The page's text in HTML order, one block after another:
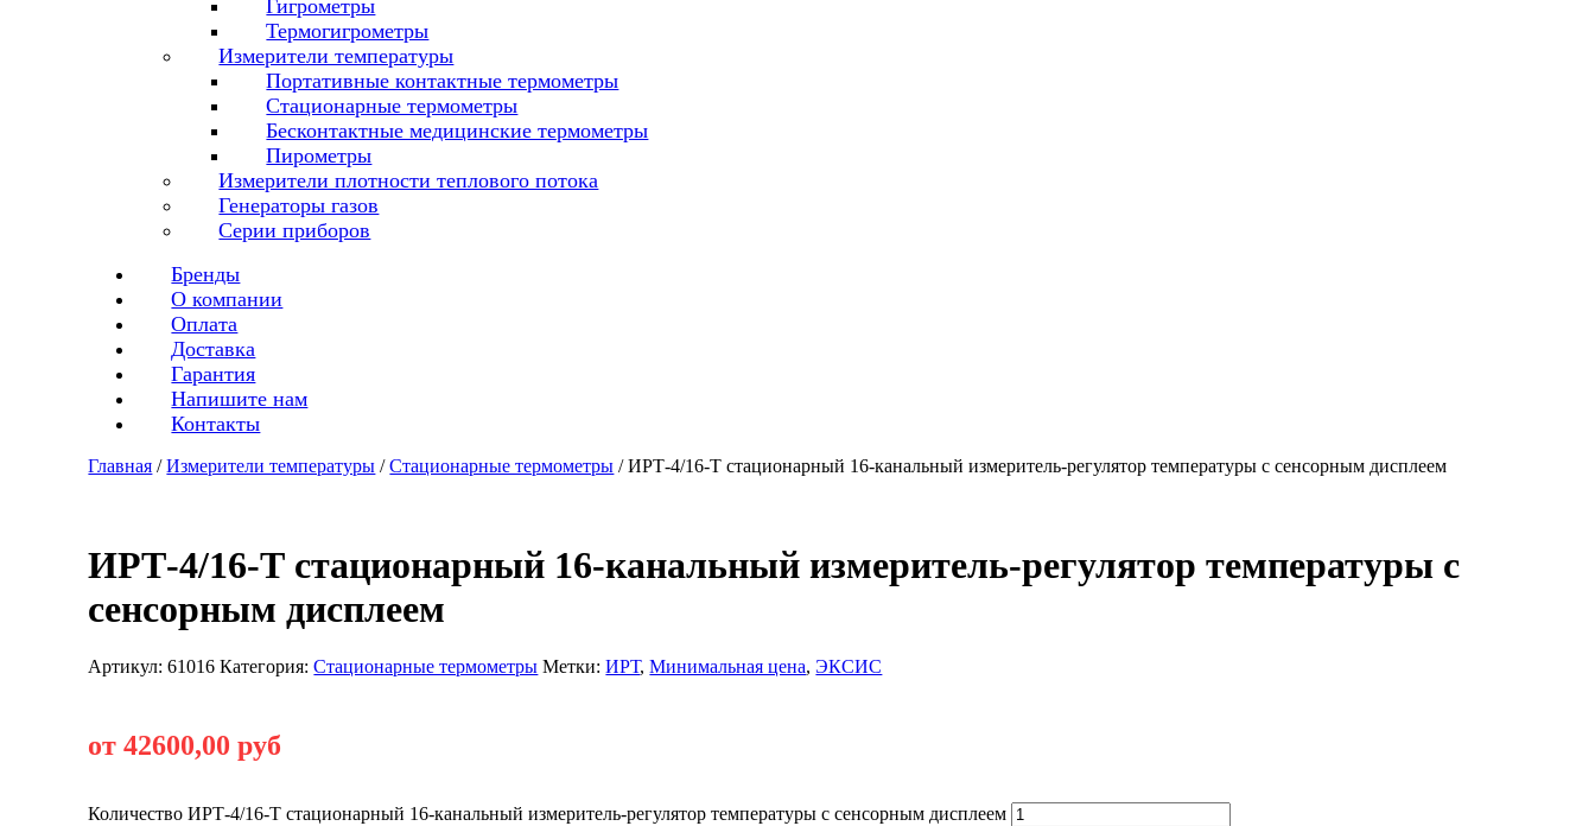
Гигрометры
Термогигрометры
Измерители температуры
Портативные контактные термометры
Стационарные термометры
Бесконтактные медицинские термометры
Пирометры
Измерители плотности теплового потока
Генераторы газов
Серии приборов
Бренды
О компании
Оплата
Доставка
Гарантия
Напишите нам
Контакты
Главная /Измерители температуры /Стационарные термометры / ИРТ-4/16-Т стационарный 16-канальный измеритель-регулятор температуры с сенсорным дисплеем
ИРТ-4/16-Т стационарный 16-канальный измеритель-регулятор температуры с
сенсорным дисплеем
Артикул:61016 Категория:Стационарные термометры Метки:ИРТ,Минимальная цена,ЭКСИС
от 42600,00 руб
Количество ИРТ-4/16-Т стационарный 16-канальный измеритель-регулятор температуры с сенсорным дисплеем